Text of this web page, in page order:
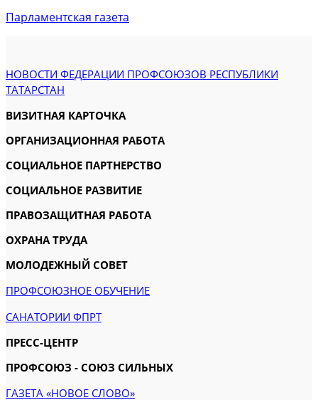
Парламентская газета
НОВОСТИ ФЕДЕРАЦИИ ПРОФСОЮЗОВ РЕСПУБЛИКИ
ТАТАРСТАН
ВИЗИТНАЯ КАРТОЧКА
ОРГАНИЗАЦИОННАЯ РАБОТА
СОЦИАЛЬНОЕ ПАРТНЕРСТВО
СОЦИАЛЬНОЕ РАЗВИТИЕ
ПРАВОЗАЩИТНАЯ РАБОТА
ОХРАНА ТРУДА
МОЛОДЕЖНЫЙ СОВЕТ
ПРОФСОЮЗНОЕ ОБУЧЕНИЕ
САНАТОРИИ ФПРТ
ПРЕСС-ЦЕНТР
ПРОФСОЮЗ - СОЮЗ СИЛЬНЫХ
ГАЗЕТА «НОВОЕ СЛОВО»